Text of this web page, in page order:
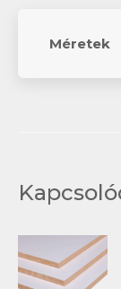
Méretek